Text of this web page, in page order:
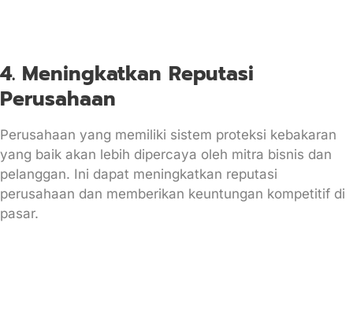
4. Meningkatkan Reputasi
Perusahaan
Perusahaan yang memiliki sistem proteksi kebakaran
yang baik akan lebih dipercaya oleh mitra bisnis dan
pelanggan. Ini dapat meningkatkan reputasi
perusahaan dan memberikan keuntungan kompetitif di
pasar.